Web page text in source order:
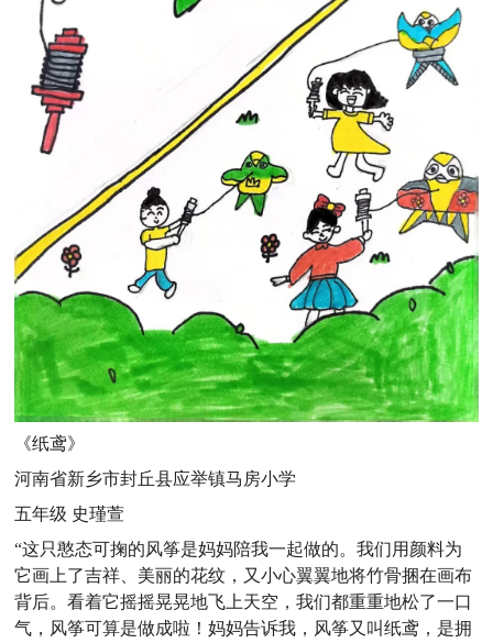
《纸鸢》
河南省新乡市封丘县应举镇马房小学
五年级 史瑾萱
“这只憨态可掬的风筝是妈妈陪我一起做的。我们用颜料为
它画上了吉祥、美丽的花纹，又小心翼翼地将竹骨捆在画布
背后。看着它摇摇晃晃地飞上天空，我们都重重地松了一口
气，风筝可算是做成啦！妈妈告诉我，风筝又叫纸鸢，是拥